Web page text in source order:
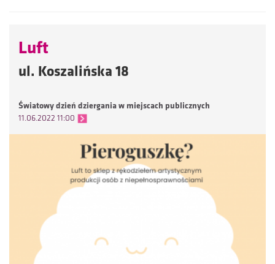
Luft
ul. Koszalińska 18
Światowy dzień dziergania w miejscach publicznych
11.06.2022 11:00